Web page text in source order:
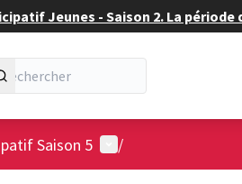
Jeunes - Saison 2. La période
Saison 5 Menu utilisateur
/